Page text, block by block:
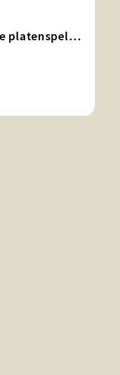
MT-207|Muse Vintage platenspeler met BT-out